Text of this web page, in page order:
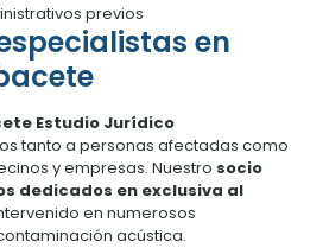
previos
en
Estudio Jurídico
tanto a personas afectadas como
y empresas. Nuestro socio
dedicados en exclusiva al
en numerosos
acústica.